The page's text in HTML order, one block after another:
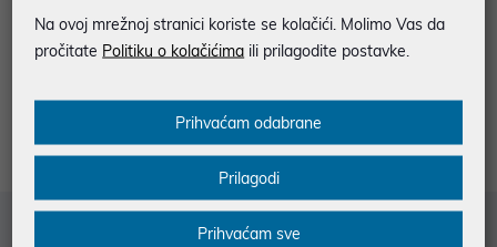
Na ovoj mrežnoj stranici koriste se kolačići. Molimo Vas da
pročitate Politiku o kolačićima ili prilagodite postavke.
Prihvaćam odabrane
Prilagodi
Prihvaćam sve